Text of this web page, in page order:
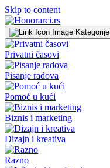
Skip to content
Kategorije
Privatni časovi
Pisanje radova
Pomoć u kući
Biznis i marketing
Dizajn i kreativa
Razno